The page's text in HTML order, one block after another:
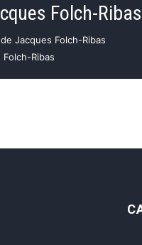
Folch-Ribas
Jacques Folch-Ribas
Ribas